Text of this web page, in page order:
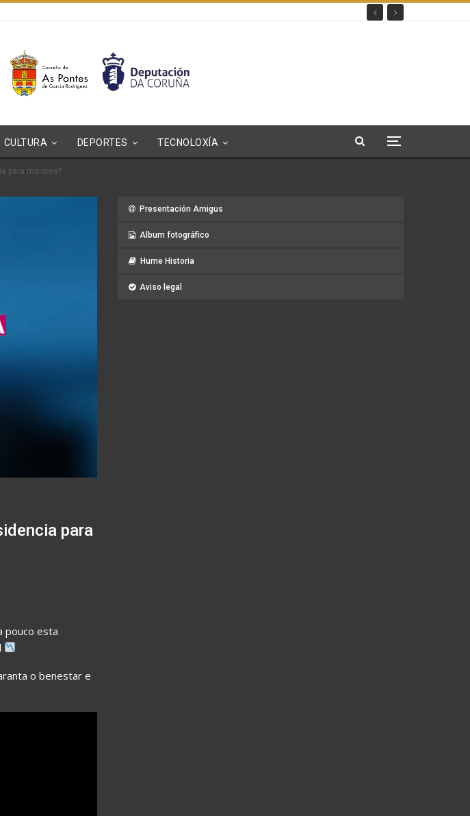
CULTURA DEPORTES TECNOLOXÍA
para maiores?
para
pouco esta
o benestar e
Presentación Amigus
Album fotográfico
Hume Historia
Aviso legal